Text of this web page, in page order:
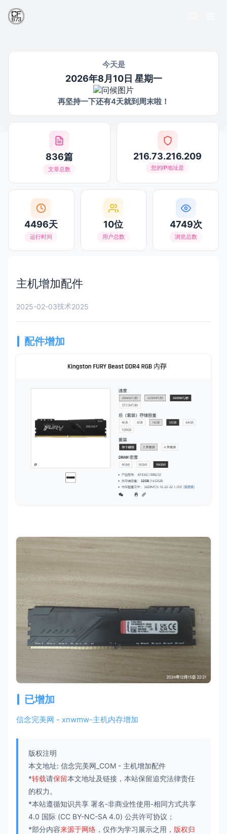
今天是
2026年8月10日 星期一
再坚持一下还有4天就到周末啦！
836篇
文章总数
216.73.216.209
您的IP地址是
4496天
运行时间
10位
用户总数
4749次
浏览总数
主机增加配件
2025-02-03技术2025
配件增加
已增加
信念完美网 - xnwmw-主机内存增加
版权注明
本文地址: 信念完美网_COM - 主机增加配件
*转载请保留本文地址及链接，本站保留追究法律责任
的权力。
*本站遵循知识共享 署名-非商业性使用-相同方式共享
4.0 国际 (CC BY-NC-SA 4.0) 公共许可协议；
*部分内容来源于网络 ，仅作为学习展示之用， 版权归